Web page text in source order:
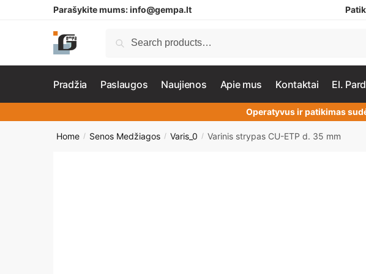
Parašykite mums:info@gempa.lt
Search
Pradžia Paslaugos Naujienos Apie mus Kontaktai El.
Operatyvus ir patikimas
Home / Senos Medžiagos / Varis_0 / Varinis strypas CU-ETP d. 35 mm